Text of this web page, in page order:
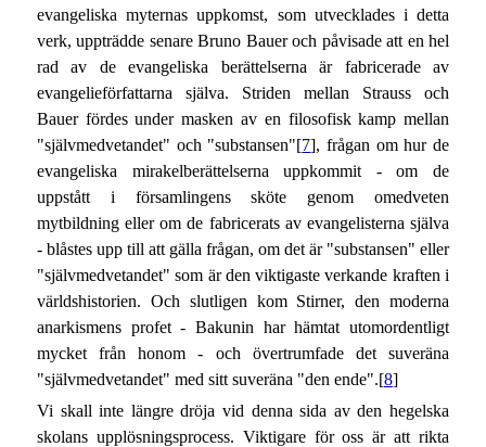
evangeliska myternas uppkomst, som utvecklades i detta
verk, uppträdde senare Bruno Bauer och påvisade att en hel
rad av de evangeliska berättelserna är fabricerade av
evangelieförfattarna själva. Striden mellan Strauss och
Bauer fördes under masken av en filosofisk kamp mellan
"självmedvetandet" och "substansen"[7], frågan om hur de
evangeliska mirakelberättelserna uppkommit - om de
uppstått i församlingens sköte genom omedveten
mytbildning eller om de fabricerats av evangelisterna själva
- blåstes upp till att gälla frågan, om det är "substansen" eller
"självmedvetandet" som är den viktigaste verkande kraften i
världshistorien. Och slutligen kom Stirner, den moderna
anarkismens profet - Bakunin har hämtat utomordentligt
mycket från honom - och övertrumfade det suveräna
"självmedvetandet" med sitt suveräna "den ende".[8]
Vi skall inte längre dröja vid denna sida av den hegelska
skolans upplösningsprocess. Viktigare för oss är att rikta